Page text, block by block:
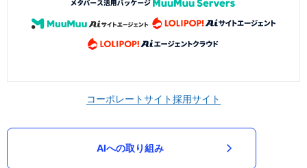
コーポレートサイト採用サイト
AIへの取り組み